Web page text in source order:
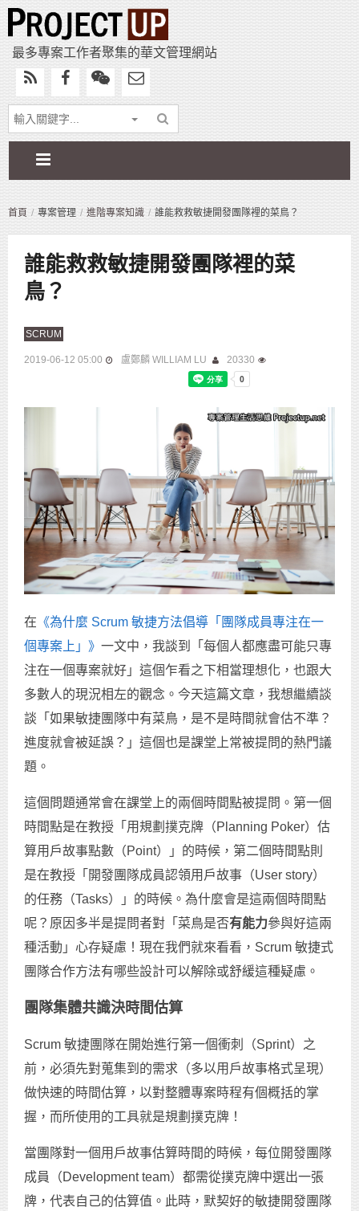
最多專案工作者聚集的華文管理網站
首頁 專案管理 進階專案知識 誰能救救敏捷開發團隊裡的菜鳥？
誰能救救敏捷開發團隊裡的菜
鳥？
SCRUM
2019-06-12 05:00 盧鄭麟 WILLIAM LU 20330
在 《為什麼 Scrum 敏捷方法倡導「團隊成員專注在一
個專案上」》 一文中，我談到「每個人都應盡可能只專
注在一個專案就好」這個乍看之下相當理想化，也跟大
多數人的現況相左的觀念。今天這篇文章，我想繼續談
談「如果敏捷團隊中有菜鳥，是不是時間就會估不準？
進度就會被延誤？」這個也是課堂上常被提問的熱門議
題。
這個問題通常會在課堂上的兩個時間點被提問。第一個
時間點是在教授「用規劃撲克牌（Planning Poker）估
算用戶故事點數（Point）」的時候，第二個時間點則
是在教授「開發團隊成員認領用戶故事（User story）
的任務（Tasks）」的時候。為什麼會是這兩個時間點
呢？原因多半是提問者對「菜鳥是否有能力參與好這兩
種活動」心存疑慮！現在我們就來看看，Scrum 敏捷式
團隊合作方法有哪些設計可以解除或舒緩這種疑慮。
團隊集體共識決時間估算
Scrum 敏捷團隊在開始進行第一個衝刺（Sprint）之
前，必須先對蒐集到的需求（多以用戶故事格式呈現）
做快速的時間估算，以對整體專案時程有個概括的掌
握，而所使用的工具就是規劃撲克牌！
當團隊對一個用戶故事估算時間的時候，每位開發團隊
成員（Development team）都需從撲克牌中選出一張
牌，代表自己的估算值。此時，默契好的敏捷開發團隊